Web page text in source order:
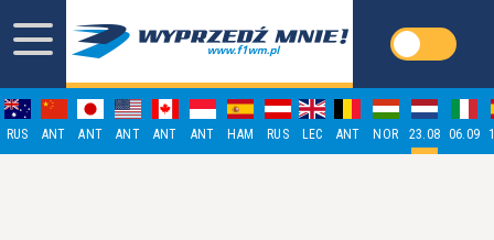
RUS ANT ANT ANT ANT ANT HAM RUS LEC ANT NOR 23.08 06.09